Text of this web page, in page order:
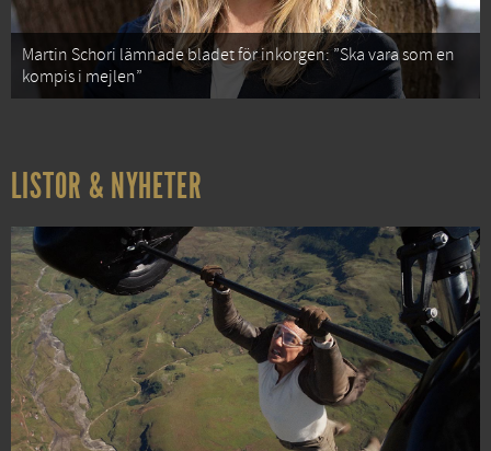
Martin Schori lämnade bladet för inkorgen: ”Ska vara som en
kompis i mejlen”
LISTOR & NYHETER